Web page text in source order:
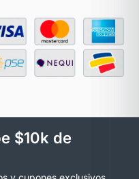
$10k de